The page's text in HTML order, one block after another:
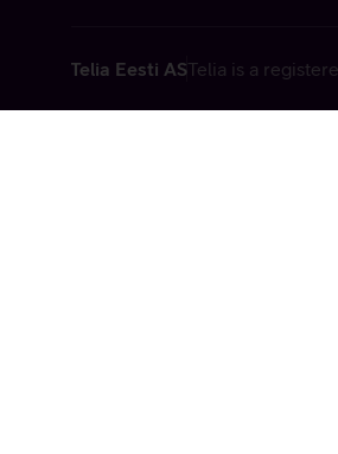
Telia Eesti ASTelia is a